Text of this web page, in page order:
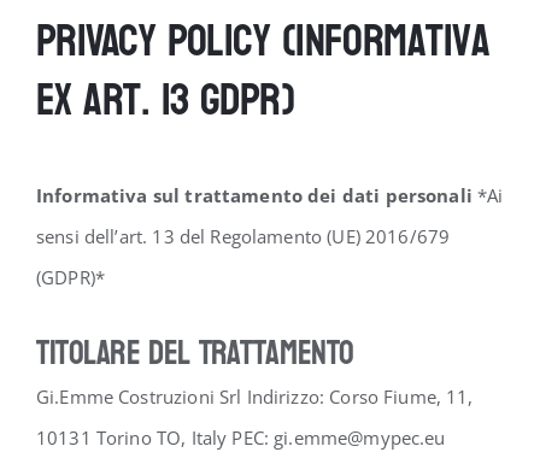
CONTATTI
PRIVACY POLICY (informativa
ex art. 13 GDPR)
Informativa sul trattamento dei dati personali *Ai
sensi dell’art. 13 del Regolamento (UE) 2016/679
(GDPR)*
Titolare del trattamento
Gi.Emme Costruzioni Srl Indirizzo: Corso Fiume, 11,
10131 Torino TO, Italy PEC: gi.emme@mypec.eu